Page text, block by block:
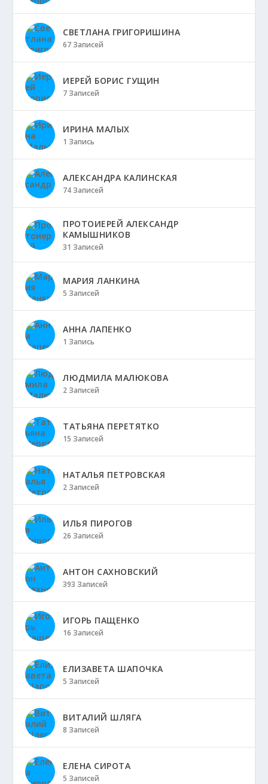
СВЕТЛАНА ГРИГОРИШИНА
67 Записей
ИЕРЕЙ БОРИС ГУЩИН
7 Записей
ИРИНА МАЛЫХ
1 Запись
АЛЕКСАНДРА КАЛИНСКАЯ
74 Записей
ПРОТОИЕРЕЙ АЛЕКСАНДР
КАМЫШНИКОВ
31 Записей
МАРИЯ ЛАНКИНА
5 Записей
АННА ЛАПЕНКО
1 Запись
ЛЮДМИЛА МАЛЮКОВА
2 Записей
ТАТЬЯНА ПЕРЕТЯТКО
15 Записей
НАТАЛЬЯ ПЕТРОВСКАЯ
2 Записей
ИЛЬЯ ПИРОГОВ
26 Записей
АНТОН САХНОВСКИЙ
393 Записей
ИГОРЬ ПАЩЕНКО
16 Записей
ЕЛИЗАВЕТА ШАПОЧКА
5 Записей
ВИТАЛИЙ ШЛЯГА
8 Записей
ЕЛЕНА СИРОТА
5 Записей